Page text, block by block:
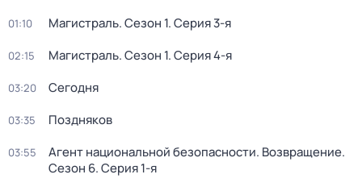
01:10 Магистраль. Сезон 1. Серия 3-я
02:15 Магистраль. Сезон 1. Серия 4-я
03:20 Сегодня
03:35 Поздняков
03:55 Агент национальной безопасности. Возвращение.
Сезон 6. Серия 1-я